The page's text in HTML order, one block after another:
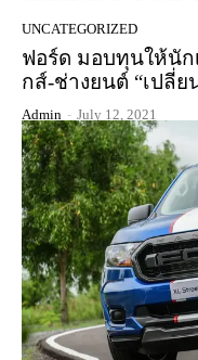
UNCATEGORIZED
ฟอร์ด มอบทุนให้นัก
กส์-ช่างยนต์ “เปลี่
Admin - July 12, 2021